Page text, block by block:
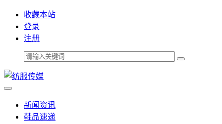
收藏本站
登录
注册
新闻资讯
鞋品速递